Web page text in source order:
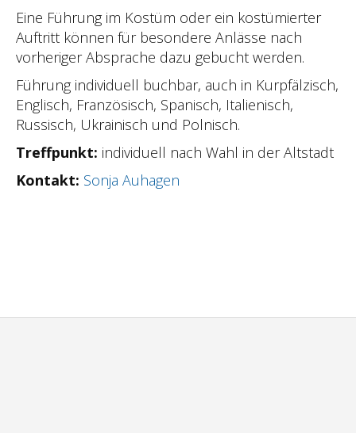
Eine Führung im Kostüm oder ein kostümierter
Auftritt können für besondere Anlässe nach
vorheriger Absprache dazu gebucht werden.
Führung individuell buchbar, auch in Kurpfälzisch,
Englisch, Französisch, Spanisch, Italienisch,
Russisch, Ukrainisch und Polnisch.
Treffpunkt: individuell nach Wahl in der Altstadt
Kontakt: Sonja Auhagen